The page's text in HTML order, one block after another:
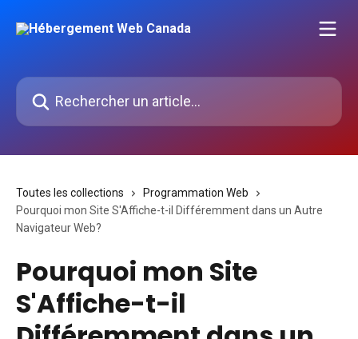
Rechercher un article...
Toutes les collections
Programmation Web
Pourquoi mon Site S'Affiche-t-il Différemment dans un Autre
Navigateur Web?
Pourquoi mon Site
S'Affiche-t-il